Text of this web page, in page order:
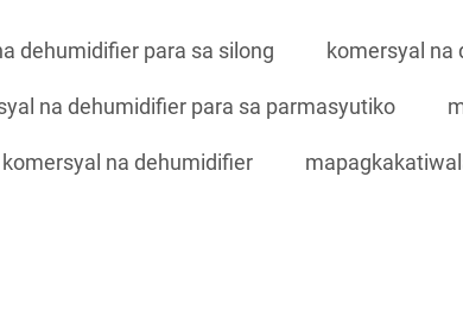
dehumidifier para sa silong komersyal na
na dehumidifier para sa parmasyutiko
na dehumidifier